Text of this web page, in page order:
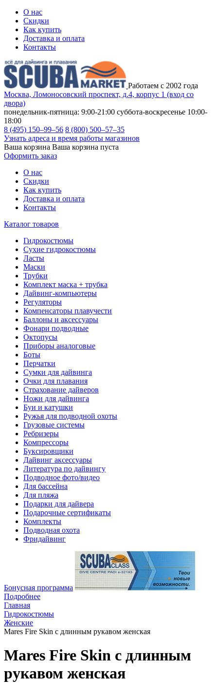
О нас
Скидки
Как купить
Доставка и оплата
Контакты
Работаем с 2002 года
Москва, Ломоносовский проспект, д.4, корпус 1 (вход со
двора)
понедельник-пятница: 9:00-21:00 суббота-воскресенье 10:00-
18:00
8 (495) 150–99–56 8 (800) 500–57–35
Узнать адреса и время работы магазинов
Ваша корзина Ваша корзина пуста
Оформить заказ
О нас
Скидки
Как купить
Доставка и оплата
Контакты
Каталог товаров
Гидрокостюмы
Сухие гидрокостюмы
Ласты
Маски
Трубки
Комплект маска + трубка
Дайвинг-компьютеры
Регуляторы
Компенсаторы плавучести
Баллоны и аксессуары
Фонари подводные
Октопусы
Приборы аналоговые
Боты
Перчатки
Сумки для дайвинга
Очки для плавания
Страхование дайверов
Ножи для дайвинга
Буи и катушки
Ружья для подводной охоты
Грузовые системы
Ребризеры
Компрессоры
Буксировщики
Дайвинг аксессуары
Литература по дайвингу
Подводное фото/видео
Для бассейна
Для пляжа
Подарки для дайвера
Подарочные сертификаты
Комплекты
Подводная охота
Фридайвинг
Бонусная программа
Подробнее
Главная
Гидрокостюмы
Женские
Mares Fire Skin с длинным рукавом женская
Mares Fire Skin с длинным
рукавом женская